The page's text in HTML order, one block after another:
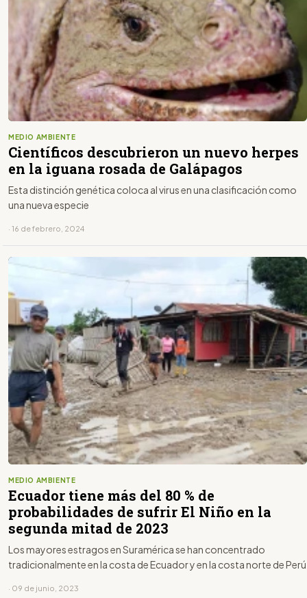
MEDIO AMBIENTE
Científicos descubrieron un nuevo herpes
en la iguana rosada de Galápagos
Esta distinción genética coloca al virus en una clasificación como
una nueva especie
· 16 de febrero, 2024
MEDIO AMBIENTE
Ecuador tiene más del 80 % de
probabilidades de sufrir El Niño en la
segunda mitad de 2023
Los mayores estragos en Suramérica se han concentrado
tradicionalmente en la costa de Ecuador y en la costa norte de Perú
· 09 de junio, 2023